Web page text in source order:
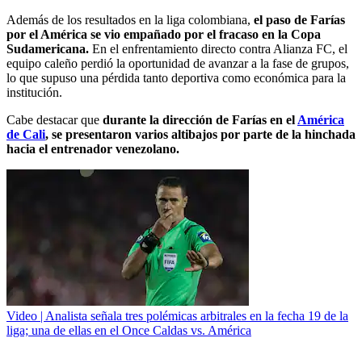
Además de los resultados en la liga colombiana, el paso de Farías
por el América se vio empañado por el fracaso en la Copa
Sudamericana. En el enfrentamiento directo contra Alianza FC, el
equipo caleño perdió la oportunidad de avanzar a la fase de grupos,
lo que supuso una pérdida tanto deportiva como económica para la
institución.
Cabe destacar que durante la dirección de Farías en el América
de Cali, se presentaron varios altibajos por parte de la hinchada
hacia el entrenador venezolano.
Video | Analista señala tres polémicas arbitrales en la fecha 19 de la
liga; una de ellas en el Once Caldas vs. América